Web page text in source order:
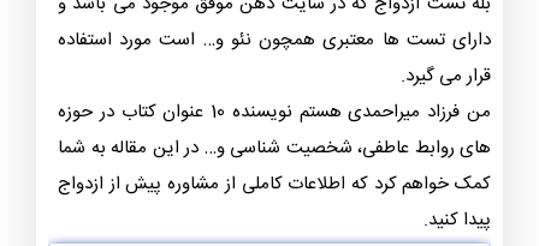
دارای تست ها معتبری همچون نئو و… است مورد استفاده
قرار می گیرد.
من فرزاد میراحمدی هستم نویسنده 10 عنوان کتاب در حوزه
های روابط عاطفی، شخصیت شناسی و… در این مقاله به شما
کمک خواهم کرد که اطلاعات کاملی از مشاوره پیش از ازدواج
پیدا کنید.